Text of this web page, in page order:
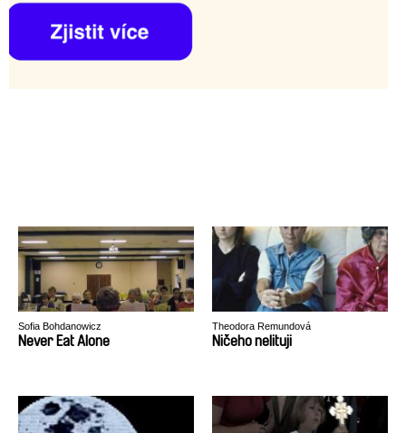
Sofia Bohdanowicz
Never Eat Alone
Theodora Remundová
Ničeho nelituji